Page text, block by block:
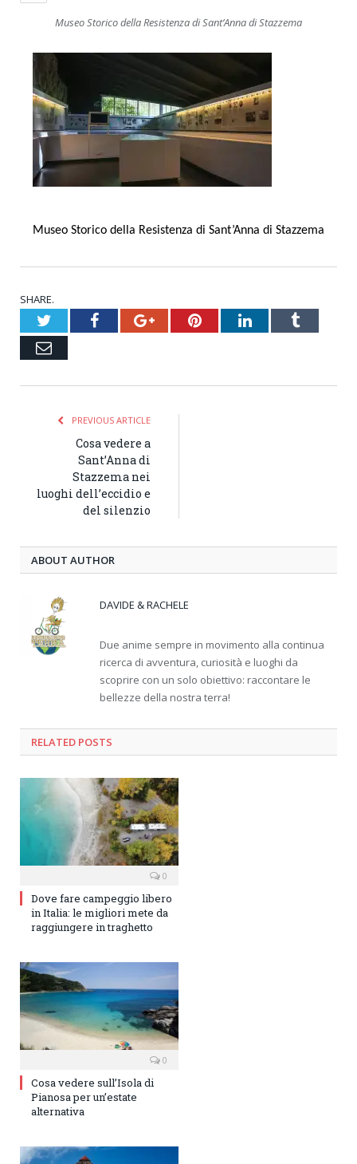
Museo Storico della Resistenza di Sant’Anna di Stazzema
Museo Storico della Resistenza di Sant’Anna di Stazzema
SHARE.
TwitterFacebookGoogle+PinterestLinkedInTumblr
Email
PREVIOUS ARTICLE
Cosa vedere a
Sant’Anna di
Stazzema nei
luoghi dell’eccidio e
del silenzio
ABOUT AUTHOR
DAVIDE & RACHELE
Due anime sempre in movimento alla continua
ricerca di avventura, curiosità e luoghi da
scoprire con un solo obiettivo: raccontare le
bellezze della nostra terra!
RELATED POSTS
0
Dove fare campeggio libero
in Italia: le migliori mete da
raggiungere in traghetto
0
Cosa vedere sull’Isola di
Pianosa per un’estate
alternativa